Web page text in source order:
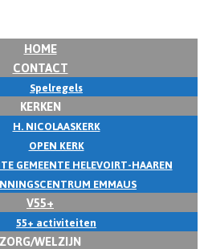
HOME
CONTACT
Spelregels
KERKEN
H. NICOLAASKERK
OPEN KERK
GEMEENTE HELEVOIRT-HAAREN
EMMAUS
V55+
55+ activiteiten
ZORG/WELZIJN